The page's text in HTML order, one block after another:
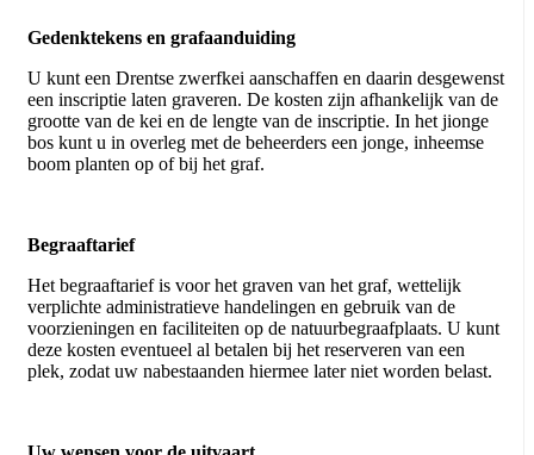
Gedenktekens en grafaanduiding
U kunt een Drentse zwerfkei aanschaffen en daarin desgewenst
een inscriptie laten graveren. De kosten zijn afhankelijk van de
grootte van de kei en de lengte van de inscriptie. In het jionge
bos kunt u in overleg met de beheerders een jonge, inheemse
boom planten op of bij het graf.
Begraaftarief
Het begraaftarief is voor het graven van het graf, wettelijk
verplichte administratieve handelingen en gebruik van de
voorzieningen en faciliteiten op de natuurbegraafplaats. U kunt
deze kosten eventueel al betalen bij het reserveren van een
plek, zodat uw nabestaanden hiermee later niet worden belast.